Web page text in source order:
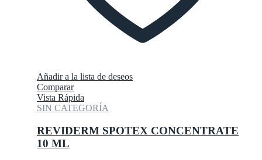
Añadir a la lista de deseos
Comparar
Vista Rápida
SIN CATEGORÍA
REVIDERM SPOTEX CONCENTRATE
10 ML